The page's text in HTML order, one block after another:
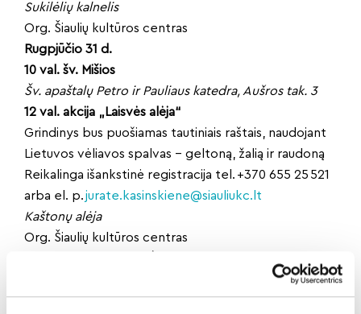
Sukilėlių kalnelis
Org. Šiaulių kultūros centras
Rugpjūčio 31 d.
10 val. šv. Mišios
Šv. apaštalų Petro ir Pauliaus katedra, Aušros tak. 3
12 val. akcija „Laisvės alėja“
Grindinys bus puošiamas tautiniais raštais, naudojant
Lietuvos vėliavos spalvas – geltoną, žalią ir raudoną
Reikalinga išankstinė registracija tel. +370 655 25 521
arba el. p.jurate.kasinskiene@siauliukc.lt
Kaštonų alėja
Org. Šiaulių kultūros centras
Literatūrinė paroda „Rankomis sujungta laisvė: